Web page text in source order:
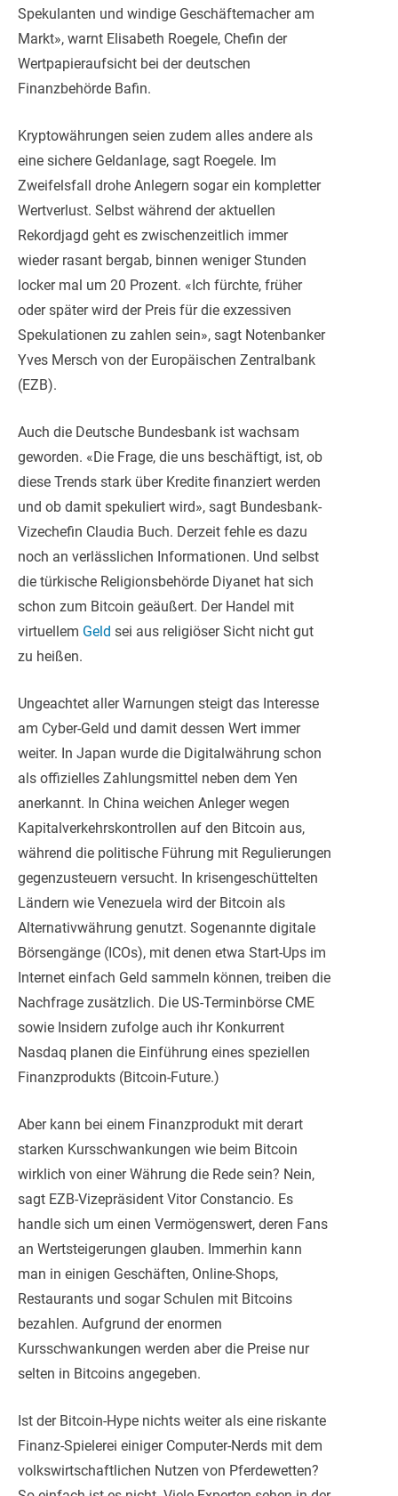
Spekulanten und windige Geschäftemacher am
Markt», warnt Elisabeth Roegele, Chefin der
Wertpapieraufsicht bei der deutschen
Finanzbehörde Bafin.
Kryptowährungen seien zudem alles andere als
eine sichere Geldanlage, sagt Roegele. Im
Zweifelsfall drohe Anlegern sogar ein kompletter
Wertverlust. Selbst während der aktuellen
Rekordjagd geht es zwischenzeitlich immer
wieder rasant bergab, binnen weniger Stunden
locker mal um 20 Prozent. «Ich fürchte, früher
oder später wird der Preis für die exzessiven
Spekulationen zu zahlen sein», sagt Notenbanker
Yves Mersch von der Europäischen Zentralbank
(EZB).
Auch die Deutsche Bundesbank ist wachsam
geworden. «Die Frage, die uns beschäftigt, ist, ob
diese Trends stark über Kredite finanziert werden
und ob damit spekuliert wird», sagt Bundesbank-
Vizechefin Claudia Buch. Derzeit fehle es dazu
noch an verlässlichen Informationen. Und selbst
die türkische Religionsbehörde Diyanet hat sich
schon zum Bitcoin geäußert. Der Handel mit
virtuellem Geld sei aus religiöser Sicht nicht gut
zu heißen.
Ungeachtet aller Warnungen steigt das Interesse
am Cyber-Geld und damit dessen Wert immer
weiter. In Japan wurde die Digitalwährung schon
als offizielles Zahlungsmittel neben dem Yen
anerkannt. In China weichen Anleger wegen
Kapitalverkehrskontrollen auf den Bitcoin aus,
während die politische Führung mit Regulierungen
gegenzusteuern versucht. In krisengeschüttelten
Ländern wie Venezuela wird der Bitcoin als
Alternativwährung genutzt. Sogenannte digitale
Börsengänge (ICOs), mit denen etwa Start-Ups im
Internet einfach Geld sammeln können, treiben die
Nachfrage zusätzlich. Die US-Terminbörse CME
sowie Insidern zufolge auch ihr Konkurrent
Nasdaq planen die Einführung eines speziellen
Finanzprodukts (Bitcoin-Future.)
Aber kann bei einem Finanzprodukt mit derart
starken Kursschwankungen wie beim Bitcoin
wirklich von einer Währung die Rede sein? Nein,
sagt EZB-Vizepräsident Vitor Constancio. Es
handle sich um einen Vermögenswert, deren Fans
an Wertsteigerungen glauben. Immerhin kann
man in einigen Geschäften, Online-Shops,
Restaurants und sogar Schulen mit Bitcoins
bezahlen. Aufgrund der enormen
Kursschwankungen werden aber die Preise nur
selten in Bitcoins angegeben.
Ist der Bitcoin-Hype nichts weiter als eine riskante
Finanz-Spielerei einiger Computer-Nerds mit dem
volkswirtschaftlichen Nutzen von Pferdewetten?